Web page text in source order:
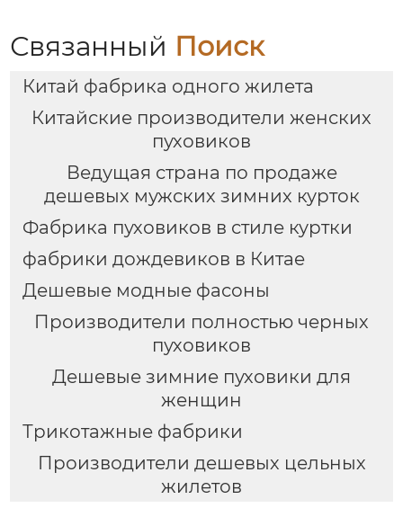
Связанный Поиск
Китай фабрика одного жилета
Китайские производители женских
пуховиков
Ведущая страна по продаже
дешевых мужских зимних курток
Фабрика пуховиков в стиле куртки
фабрики дождевиков в Китае
Дешевые модные фасоны
Производители полностью черных
пуховиков
Дешевые зимние пуховики для
женщин
Трикотажные фабрики
Производители дешевых цельных
жилетов